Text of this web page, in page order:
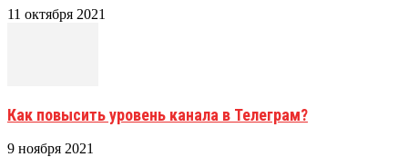
11 октября 2021
Как повысить уровень канала в Телеграм?
9 ноября 2021